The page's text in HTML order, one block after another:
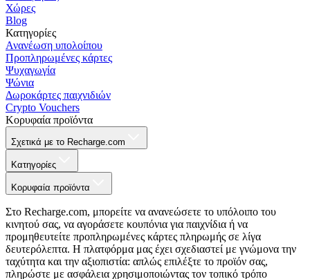
Χώρες
Blog
Κατηγορίες
Ανανέωση υπολοίπου
Προπληρωμένες κάρτες
Ψυχαγωγία
Ψώνια
Δωροκάρτες παιχνιδιών
Crypto Vouchers
Κορυφαία προϊόντα
Σχετικά με το Recharge.com
Κατηγορίες
Κορυφαία προϊόντα
Στο Recharge.com, μπορείτε να ανανεώσετε το υπόλοιπο του
κινητού σας, να αγοράσετε κουπόνια για παιχνίδια ή να
προμηθευτείτε προπληρωμένες κάρτες πληρωμής σε λίγα
δευτερόλεπτα. Η πλατφόρμα μας έχει σχεδιαστεί με γνώμονα την
ταχύτητα και την αξιοπιστία: απλώς επιλέξτε το προϊόν σας,
πληρώστε με ασφάλεια χρησιμοποιώντας τον τοπικό τρόπο